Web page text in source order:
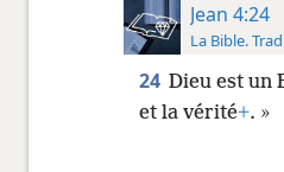
Jean 4:24
La Bible.
24 Dieu est un
et la vérité+. »